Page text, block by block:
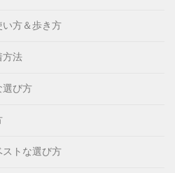
い方＆歩き方
方法
選び方
ストな選び方